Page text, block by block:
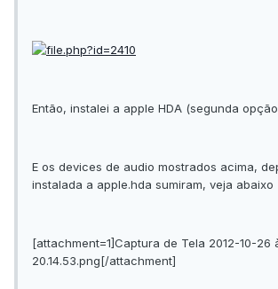
Então, instalei a apple HDA (segunda
E os devices de audio mostrados acima,
instalada a apple.hda sumiram, veja abaixo
[attachment=1]Captura de Tela 2012-10-26
20.14.53.png[/attachment]